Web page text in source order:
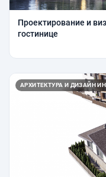
Проектирование и
гостинице
АРХИТЕКТУРА И ДИЗАЙН